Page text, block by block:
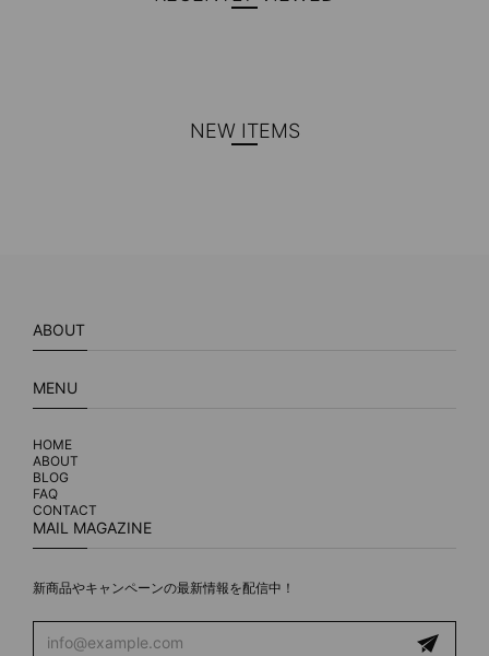
NEW ITEMS
ABOUT
MENU
HOME
ABOUT
BLOG
FAQ
CONTACT
MAIL MAGAZINE
新商品やキャンペーンの最新情報を配信中！